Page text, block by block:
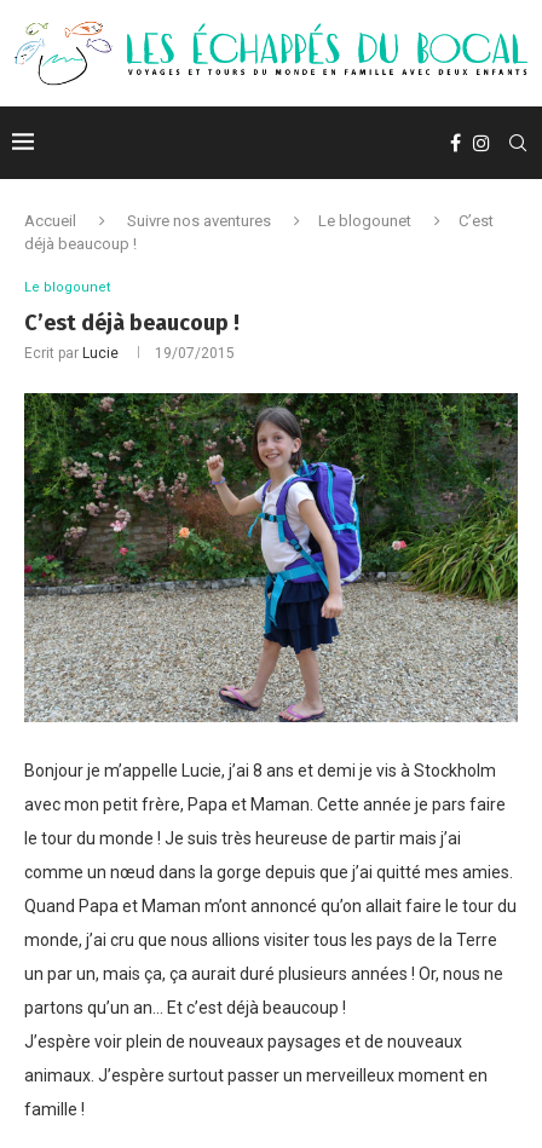
Accueil Suivre nos aventures Le blogounet
C’est
déjà beaucoup !
Le blogounet
C’est déjà beaucoup !
Ecrit par Lucie 19/07/2015
Bonjour je m’appelle Lucie, j’ai 8 ans et demi je vis à Stockholm
avec mon petit frère, Papa et Maman. Cette année je pars faire
le tour du monde ! Je suis très heureuse de partir mais j’ai
comme un nœud dans la gorge depuis que j’ai quitté mes amies.
Quand Papa et Maman m’ont annoncé qu’on allait faire le tour du
monde, j’ai cru que nous allions visiter tous les pays de la Terre
un par un, mais ça, ça aurait duré plusieurs années ! Or, nous ne
partons qu’un an… Et c’est déjà beaucoup !
J’espère voir plein de nouveaux paysages et de nouveaux
animaux. J’espère surtout passer un merveilleux moment en
famille !